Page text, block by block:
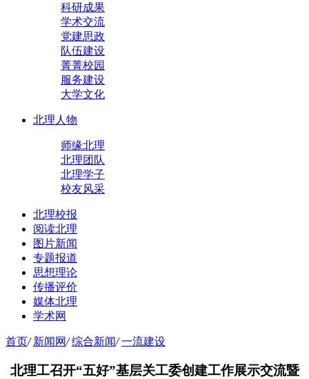
科研成果
学术交流
党建思政
队伍建设
菁菁校园
服务建设
大学文化
北理人物
师缘北理
北理团队
北理学子
校友风采
北理校报
阅读北理
图片新闻
专题报道
思想理论
传播评价
媒体北理
学术网
首页/ 新闻网/ 综合新闻/ 一流建设
北理工召开“五好”基层关工委创建工作展示交流暨